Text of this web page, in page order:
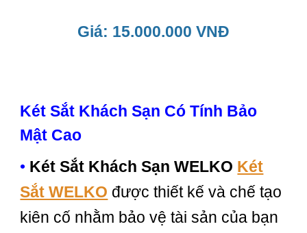
Giá: 15.000.000 VNĐ
Két Sắt Khách Sạn Có Tính Bảo
Mật Cao
• Két Sắt Khách Sạn WELKO Két
Sắt WELKO được thiết kế và chế tạo
kiên cố nhằm bảo vệ tài sản của bạn